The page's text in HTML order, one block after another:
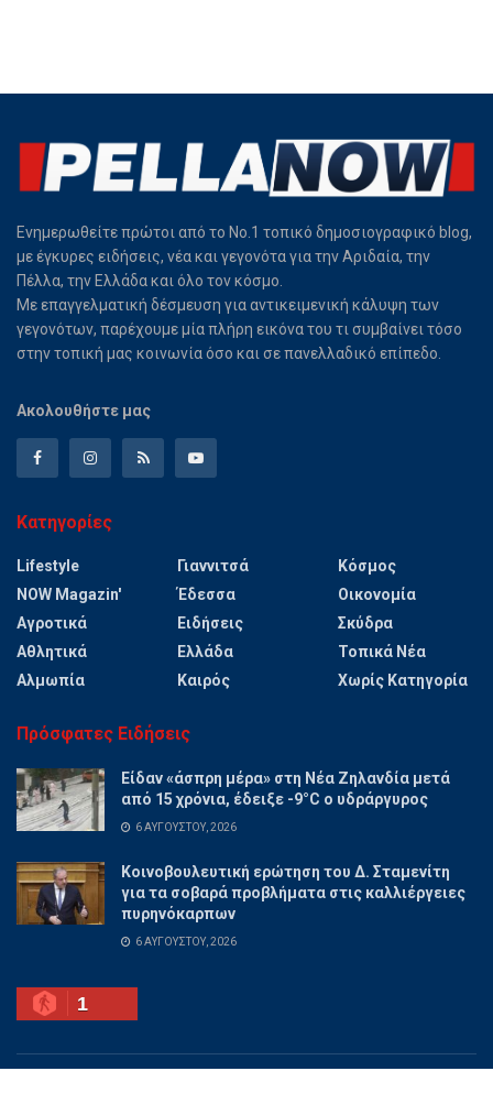
Ενημερωθείτε πρώτοι από το Νο.1 τοπικό δημοσιογραφικό blog,
με έγκυρες ειδήσεις, νέα και γεγονότα για την Αριδαία, την
Πέλλα, την Ελλάδα και όλο τον κόσμο.
Με επαγγελματική δέσμευση για αντικειμενική κάλυψη των
γεγονότων, παρέχουμε μία πλήρη εικόνα του τι συμβαίνει τόσο
στην τοπική μας κοινωνία όσο και σε πανελλαδικό επίπεδο.
Ακολουθήστε μας
Κατηγορίες
Lifestyle
NOW Magazin'
Αγροτικά
Αθλητικά
Αλμωπία
Γιαννιτσά
Έδεσσα
Ειδήσεις
Ελλάδα
Καιρός
Κόσμος
Οικονομία
Σκύδρα
Τοπικά Νέα
Χωρίς Κατηγορία
Πρόσφατες Ειδήσεις
Είδαν «άσπρη μέρα» στη Νέα Ζηλανδία μετά
από 15 χρόνια, έδειξε -9°C ο υδράργυρος
6 ΑΥΓΟΎΣΤΟΥ, 2026
Κοινοβουλευτική ερώτηση του Δ. Σταμενίτη
για τα σοβαρά προβλήματα στις καλλιέργειες
πυρηνόκαρπων
6 ΑΥΓΟΎΣΤΟΥ, 2026
1